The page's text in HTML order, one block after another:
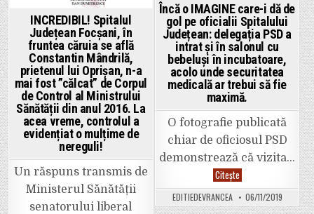
INCREDIBIL! Spitalul
Județean Focșani, în
fruntea căruia se află
Constantin Mândrilă,
prietenul lui Oprișan, n-a
mai fost ”călcat” de Corpul
de Control al Ministrului
Sănătății din anul 2016. La
acea vreme, controlul a
evidențiat o mulțime de
nereguli!
Un răspuns transmis de
Ministerul Sănătății
senatorului liberal
Încă o IMAGINE care-i dă de
gol pe oficialii Spitalului
Județean: delegația PSD a
intrat și în salonul cu
bebeluși în incubatoare,
acolo unde securitatea
medicală ar trebui să fie
maximă.
O fotografie publicată
chiar de oficiosul PSD
demonstrează că vizita…
CiteșteÎncă
o
IMAGINE
care-
i
EDITIEDEVRANCEA 06/11/2019